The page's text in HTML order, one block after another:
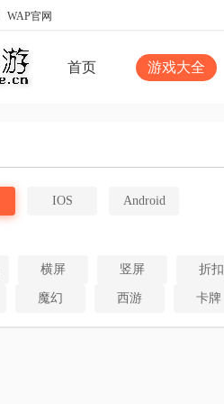
WAP官网
首页 游戏大全
IOS Android
横屏 竖屏 折扣
魔幻 西游 卡牌